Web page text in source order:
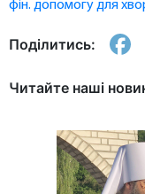
фін. допомогу для
Поділитись:
Читайте наші